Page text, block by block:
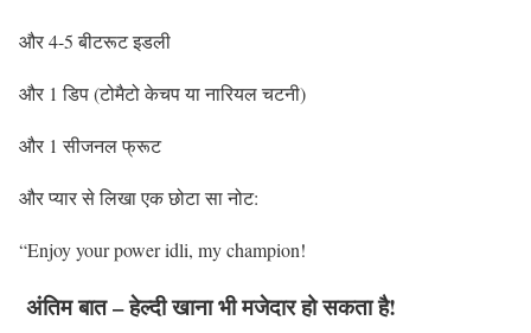
और 4-5 बीटरूट इडली
और 1 डिप (टोमैटो केचप या नारियल चटनी)
और 1 सीजनल फ्रूट
और प्यार से लिखा एक छोटा सा नोट:
“Enjoy your power idli, my champion!
अंतिम बात – हेल्दी खाना भी मजेदार हो सकता है!